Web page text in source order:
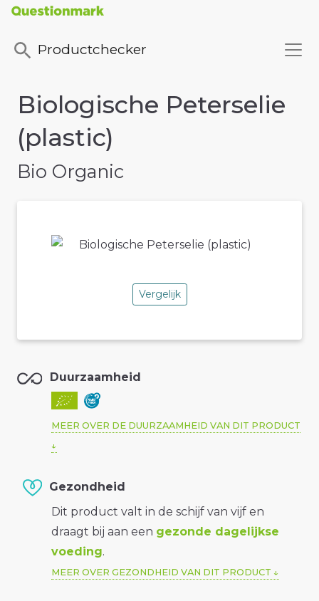
Productchecker
Biologische Peterselie
(plastic)
Bio Organic
Vergelijk
Duurzaamheid
MEER OVER DE DUURZAAMHEID VAN DIT PRODUCT
Gezondheid
Dit product valt in de schijf van vijf en
draagt bij aan een gezonde dagelijkse
voeding.
MEER OVER GEZONDHEID VAN DIT PRODUCT